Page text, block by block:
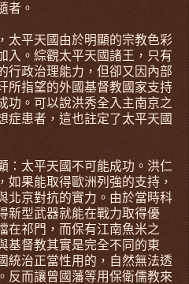
者。
太平天國由於明顯的宗教色彩
入。綜觀太平天國諸王，只有
行政治理能力，但卻又因內部
所指望的外國基督教國家支持
功。可以說洪秀全入主南京之
症患者，這也註定了太平天國
：太平天國不可能成功。洪仁
如果能取得歐洲列強的支持，
北京對抗的實力。由於當時科
新型武器就能在戰力取得優
在祁門，而保有江南魚米之
基督教其實是完全不同的東
統治正當性用的，自然無法透
反而讓曾國藩等用保衛儒教來